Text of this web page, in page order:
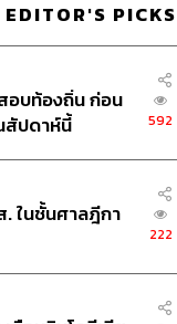
งออกให้รู้ว่าไม่ต้อง
ไม่ใช่เรื่องแปลกสำห
าง มาริโอ เกิตเซ หรื
อรีที่คล้ายกัน
ว่าซานโชและตัวแทน
าดนั้น เพราะมีความ
ที่เป็นสโมสรที่ให้โอก
ชั้นนำของวงการ
นโช กลับไปรายงาน
EDITOR'S PICKS
อบท้องถิ่น ก่อน
สัปดาห์นี้
592
ในชั้นศาลฎีกา
222